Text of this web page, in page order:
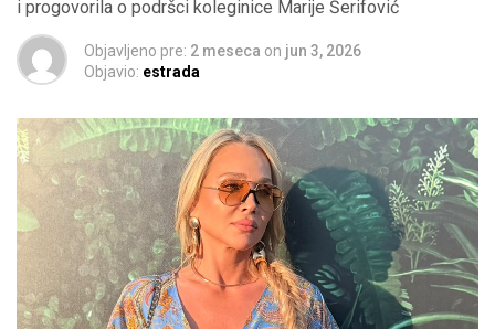
i progovorila o podršci koleginice Marije Šerifović
Objavljeno pre: 2 meseca on jun 3, 2026
Objavio: estrada